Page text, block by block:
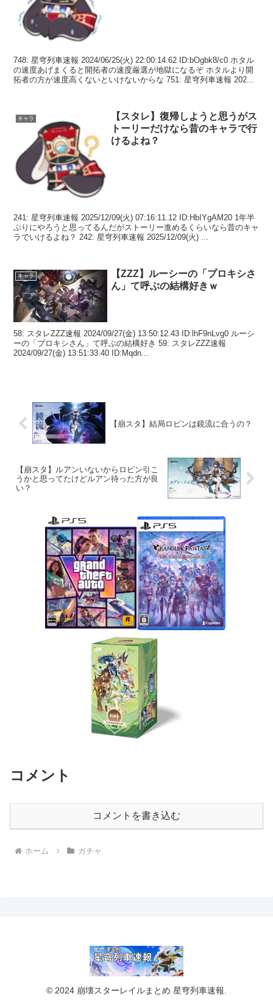
748: 星穹列車速報 2024/06/25(火) 22:00:14.62 ID:bOgbk8/c0 ホタル
の速度あげまくると開拓者の速度厳選が地獄になるぞ ホタルより開
拓者の方が速度高くないといけないからな 751: 星穹列車速報 202...
キャラ
【スタレ】復帰しようと思うがス
トーリーだけなら昔のキャラで行
けるよね？
241: 星穹列車速報 2025/12/09(火) 07:16:11.12 ID:HbIYgAM20 1年半
ぶりにやろうと思ってるんだがストーリー進めるくらいなら昔のキャ
ラでいけるよね？ 242: 星穹列車速報 2025/12/09(火) ...
キャラ
【ZZZ】ルーシーの「プロキシさ
ん」て呼ぶの結構好きｗ
58: スタレZZZ速報 2024/09/27(金) 13:50:12.43 ID:lhF9nLvg0 ルーシ
ーの「プロキシさん」て呼ぶの結構好き 59: スタレZZZ速報
2024/09/27(金) 13:51:33.40 ID:Mqdn...
【崩スタ】結局ロビンは鏡流に合うの？
【崩スタ】ルアンいないからロビン引こ
うかと思ってたけどルアン待った方が良
い？
コメント
コメントを書き込む
ホーム ガチャ
© 2024 崩壊スターレイルまとめ 星穹列車速報.